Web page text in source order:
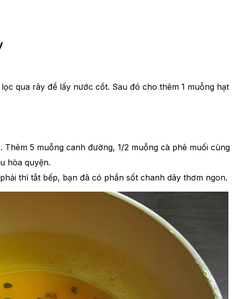
qua rây để lấy nước cốt. Sau đó cho thêm 1 muỗng hạt
5 muỗng canh đường, 1/2 muỗng cà phê muối cùng
hòa quyện.
thì tắt bếp, bạn đã có phần sốt chanh dây thơm ngon.